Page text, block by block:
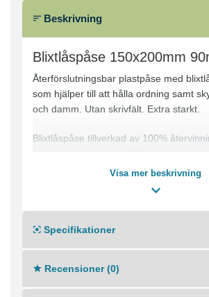
Beskrivning
Blixtlåspåse 150x200mm
Återförslutningsbar plastpåse med
som hjälper till att hålla ordning samt
och damm. Utan skrivfält. Extra starkt.
Blixtlåspåse tillverkad av 100%
tydligt se dess innehåll.
kostnadseffektiv.
Färg: Transparent
Mått: 150x200mm
Visa mer beskrivning
Specifikationer
Recensioner (0)